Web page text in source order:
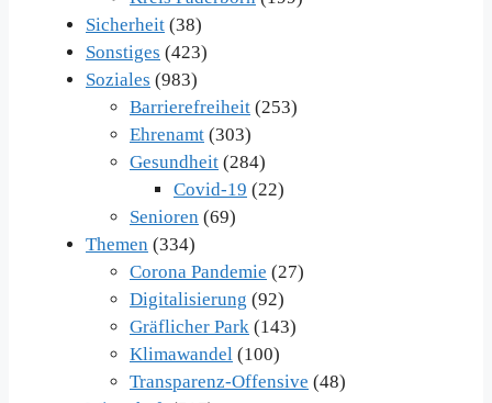
Sicherheit (38)
Sonstiges (423)
Soziales (983)
Barrierefreiheit (253)
Ehrenamt (303)
Gesundheit (284)
Covid-19 (22)
Senioren (69)
Themen (334)
Corona Pandemie (27)
Digitalisierung (92)
Gräflicher Park (143)
Klimawandel (100)
Transparenz-Offensive (48)